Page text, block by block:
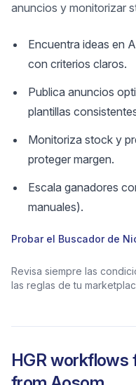
anuncios y monitorizar
Encuentra ideas en
con criterios claros.
Publica anuncios
plantillas
Monitoriza stock y
proteger margen.
Escala ganadores
manuales).
Probar el Buscador de
Revisa siempre las
las reglas de tu
HGR workflows